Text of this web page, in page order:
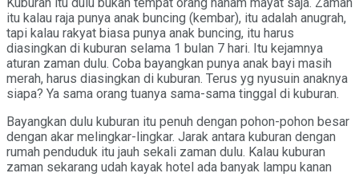
itu kalau raja punya anak buncing (kembar), itu adalah anugrah,
tapi kalau rakyat biasa punya anak buncing, itu harus
diasingkan di kuburan selama 1 bulan 7 hari. Itu kejamnya
aturan zaman dulu. Coba bayangkan punya anak bayi masih
merah, harus diasingkan di kuburan. Terus yg nyusuin anaknya
siapa? Ya sama orang tuanya sama-sama tinggal di kuburan.
Bayangkan dulu kuburan itu penuh dengan pohon-pohon besar
dengan akar melingkar-lingkar. Jarak antara kuburan dengan
rumah penduduk itu jauh sekali zaman dulu. Kalau kuburan
zaman sekarang udah kayak hotel ada banyak lampu kanan